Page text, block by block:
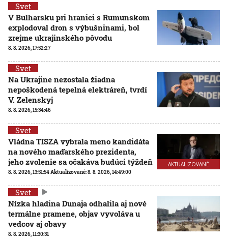
Svet
V Bulharsku pri hranici s Rumunskom
explodoval dron s výbušninami, bol
zrejme ukrajinského pôvodu
8. 8. 2026, 17:52:27
Svet
Na Ukrajine nezostala žiadna
nepoškodená tepelná elektráreň, tvrdí
V. Zelenskyj
8. 8. 2026, 15:34:46
AKTUALIZOVANÉ
Svet
Vládna TISZA vybrala meno kandidáta
na nového maďarského prezidenta,
jeho zvolenie sa očakáva budúci týždeň
8. 8. 2026, 13:51:54Aktualizované:8. 8. 2026, 14:49:00
Svet
Nízka hladina Dunaja odhalila aj nové
termálne pramene, objav vyvoláva u
vedcov aj obavy
8. 8. 2026, 11:30:31